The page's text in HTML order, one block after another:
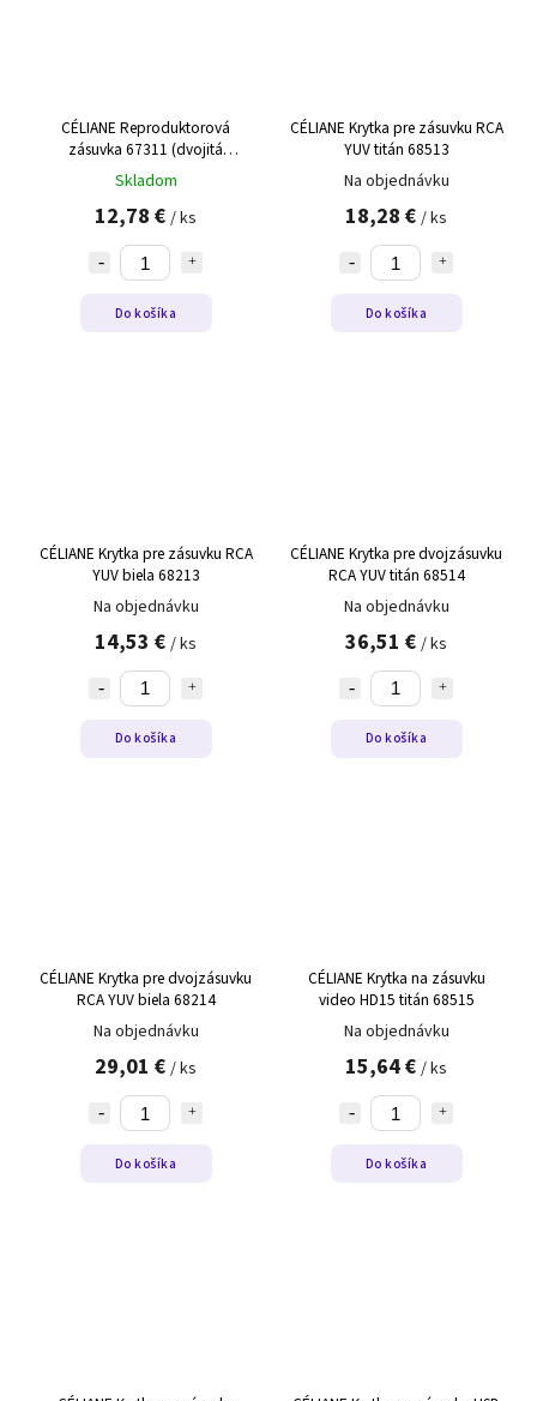
CÉLIANE Reproduktorová
zásuvka 67311 (dvojitá
reproduktorová zásuvka
2x67311)
Skladom
12,78 € / ks
Do košíka
CÉLIANE Krytka pre zásuvku RCA
YUV titán 68513
Na objednávku
18,28 € / ks
Do košíka
CÉLIANE Krytka pre zásuvku RCA
YUV biela 68213
Na objednávku
14,53 € / ks
Do košíka
CÉLIANE Krytka pre dvojzásuvku
RCA YUV titán 68514
Na objednávku
36,51 € / ks
Do košíka
CÉLIANE Krytka pre dvojzásuvku
RCA YUV biela 68214
Na objednávku
29,01 € / ks
Do košíka
CÉLIANE Krytka na zásuvku
video HD15 titán 68515
Na objednávku
15,64 € / ks
Do košíka